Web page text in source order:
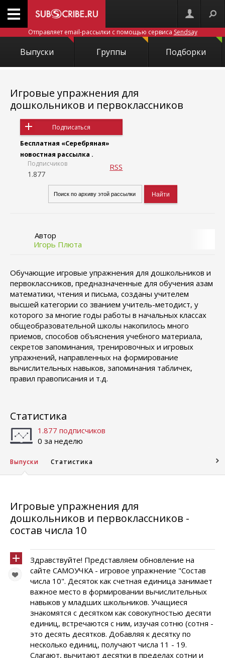
Отправляет email-рассылки с помощью сервиса Sendsay
Выпуски Группы Подборки
Игровые упражнения для
дошкольников и первоклассников
Подписаться
Бесплатная «Серебряная»
новостная рассылка .
Подписчиков
1.877
RSS
Автор
Игорь Плюта
Обучающие игровые упражнения для дошкольников и
первоклассников, предназначенные для обучения азам
математики, чтения и письма, созданы учителем
высшей категории со званием учитель-методист, у
которого за многие годы работы в начальных классах
общеобразовательной школы накопилось много
приемов, способов объяснения учебного материала,
секретов запоминания, тренировочных и игровых
упражнений, направленных на формирование
вычислительных навыков, запоминания табличек,
правил правописания и т.д.
Статистика
1.877 подписчиков
0 за неделю
Выпуски Статистика
Игровые упражнения для
дошкольников и первоклассников -
состав числа 10
Здравствуйте! Представляем обновление на
сайте САМОУЧКА - игровое упражнение "Состав
числа 10". Десяток как счетная единица занимает
важное место в формировании вычислительных
навыков у младших школьников. Учащиеся
знакомятся с десятком как совокупностью десяти
единиц, встречаются с ним, изучая сотню (сотня -
это десять десятков. Добавляя к десятку по
несколько единиц, получают числа 11 - 19.
Слагают, вычитают десятки в пределах сотни и